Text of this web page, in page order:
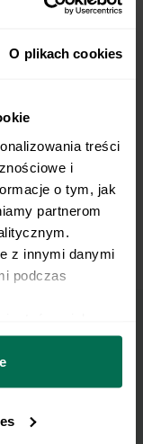
O plikach cookies
treści
i
o tym, jak
partnerom
z innymi danymi
podczas
sposób
Curl
ćwiczeń na